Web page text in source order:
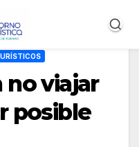
no viajar
posible